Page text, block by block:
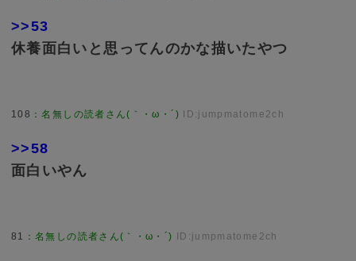
>>53
休養面白いと思ってんのかな描いたやつ
108 ：名無しの読者さん(｀・ω・´) ID:jumpmatome2ch
>>58
面白いやん
81 ：名無しの読者さん(｀・ω・´) ID:jumpmatome2ch